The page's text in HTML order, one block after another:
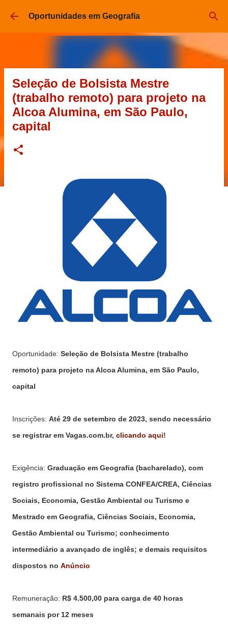
Pular para o conteúdo principal
Oportunidades em Geografia
Seleção de Bolsista Mestre
(trabalho remoto) para projeto na
Alcoa Alumina, em São Paulo,
capital
Oportunidade: Seleção de Bolsista Mestre (trabalho
remoto) para projeto na Alcoa Alumina, em São Paulo,
capital
Inscrições: Até 29 de setembro de 2023, sendo necessário
se registrar em Vagas.com.br, clicando aqui!
Exigência: Graduação em Geografia (bacharelado), com
registro profissional no Sistema CONFEA/CREA, Ciências
Sociais, Economia, Gestão Ambiental ou Turismo e
Mestrado em Geografia, Ciências Sociais, Economia,
Gestão Ambiental ou Turismo; conhecimento
intermediário a avançado de inglês; e demais requisitos
dispostos no Anúncio
Remuneração: R$ 4.500,00 para carga de 40 horas
semanais por 12 meses